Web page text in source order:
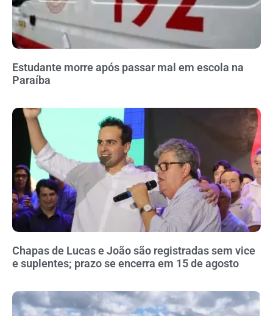
Estudante morre após passar mal em escola na
Paraíba
Chapas de Lucas e João são registradas sem vice
e suplentes; prazo se encerra em 15 de agosto